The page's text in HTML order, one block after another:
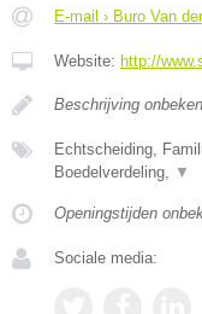
E-mail › Buro Van
Website: http://
Beschrijving
Echtscheiding,
Boedelverdeling, ▼
Openingstijden
Sociale media: